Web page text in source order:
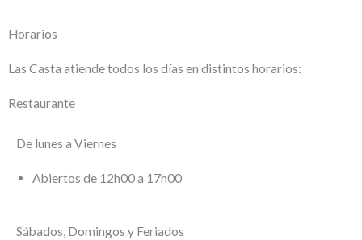
Horarios
Las Casta atiende todos los días en distintos horarios:
Restaurante
De lunes a Viernes
Abiertos de 12h00 a 17h00
Sábados, Domingos y Feriados